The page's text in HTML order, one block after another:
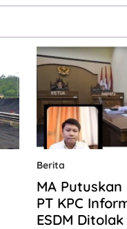
Berita
MA Putuskan
PT KPC
ESDM Ditolak